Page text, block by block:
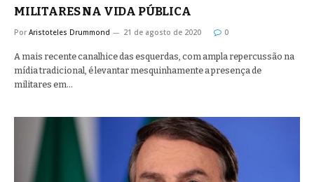
MILITARES NA VIDA PÚBLICA
Por Aristoteles Drummond 21 de agosto de 2020 0
A mais recente canalhice das esquerdas, com ampla repercussão na
mídia tradicional, é levantar mesquinhamente a presença de
militares em…